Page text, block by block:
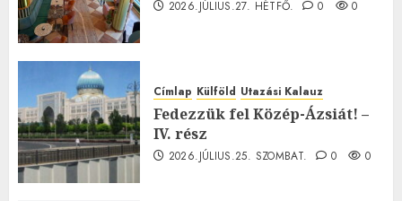
2026.JÚLIUS.27. HÉTFŐ. 0 0
Címlap Külföld Utazási Kalauz
Fedezzük fel Közép-Ázsiát! –
IV. rész
2026.JÚLIUS.25. SZOMBAT. 0 0